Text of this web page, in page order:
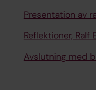
Presentation av
Reflektioner, Ralf
Avslutning med